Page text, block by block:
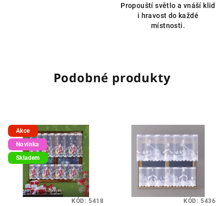
Propouští světlo a vnáší klid
i hravost do každé
místnosti.
Podobné produkty
Akce
Novinka
Skladem
KÓD: 5418 KÓD: 5436